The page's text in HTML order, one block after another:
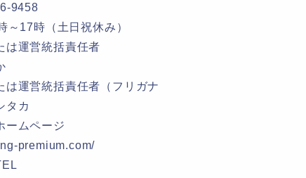
9458
～17時（土日祝休み）
は運営統括責任者
は運営統括責任者（フリガナ
タカ
ームページ
premium.com/